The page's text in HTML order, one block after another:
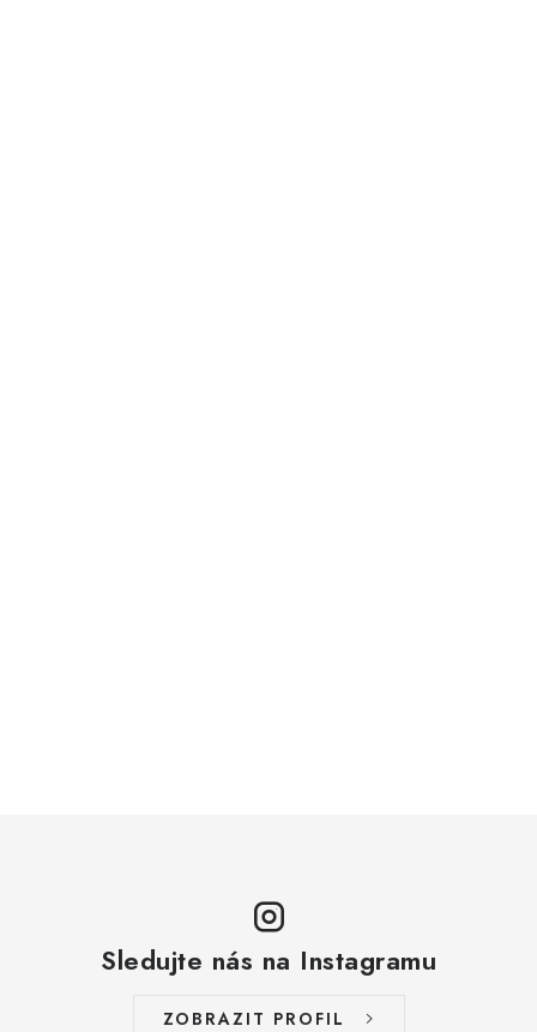
Sledujte nás na Instagramu
ZOBRAZIT PROFIL